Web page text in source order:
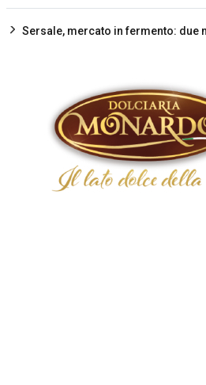
Sersale, mercato in fermento: due